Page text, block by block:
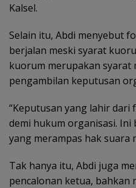
Kalsel.
Selain itu, Abdi menyebut
berjalan meski syarat
kuorum merupakan syarat
pengambilan keputusan
“Keputusan yang lahir dari
demi hukum organisasi.
yang merampas hak suara
Tak hanya itu, Abdi juga
pencalonan ketua, bahkan